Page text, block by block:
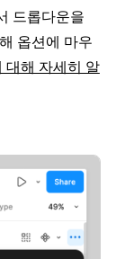
드롭다운을
옵션에 마우
대해 자세히 알